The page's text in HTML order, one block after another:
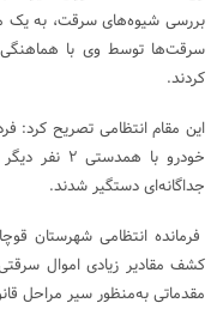
بررسی شیوه‌های سرقت، به یک
سرقت‌ها توسط وی با هماهنگی
کردند.
خودرو با
جداگانه‌ای دستگیر شدند.
فرمانده انتظامی شهرستان
کشف مقادیر زیادی اموال
مقدماتى به‌منظور سیر مراحل